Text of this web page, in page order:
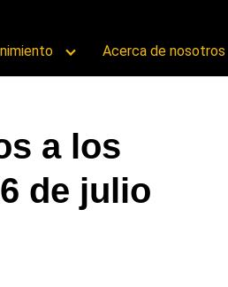
Acerca de nosotros
a los
de julio